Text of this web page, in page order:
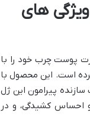
های
پوست چرب خود را با
کرده است. این محصول با
پیرامون این ژل
احساس کشیدگی، و در